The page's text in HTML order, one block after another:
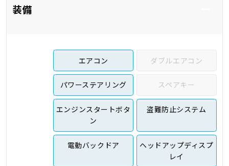
装備
エアコン ダブルエアコン
パワーステアリング スペアキー
エンジンスタートボタ
ン
盗難防止システム
電動バックドア
ヘッドアップディスプ
レイ